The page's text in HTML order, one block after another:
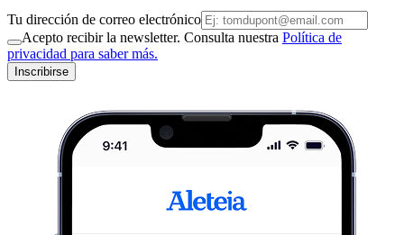
Tu dirección de correo electrónico
Acepto recibir la newsletter. Consulta nuestra Política de
privacidad para saber más.
Inscribirse